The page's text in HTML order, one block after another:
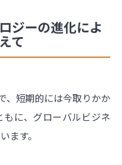
ジーの進化によ
て
、短期的には今取りかか
に、グローバルビジネ
ます。